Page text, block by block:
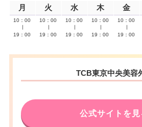
月 火 水 木 金
10：00
19：00
10：00
19：00
10：00
19：00
10：00
19：00
10：00
19：00
TCB東京中央美容
公式サイトを見